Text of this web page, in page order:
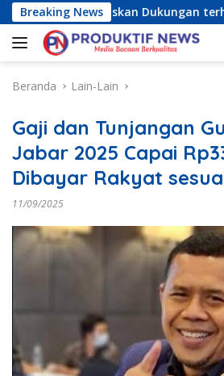
Langsung
ke
konten
Breaking News
Tegaskan Dukungan terhadap
Beranda Lain-Lain
Gaji dan Tunjangan
Jabar 2025 Capai
Dibayar Rakyat
11/09/2025